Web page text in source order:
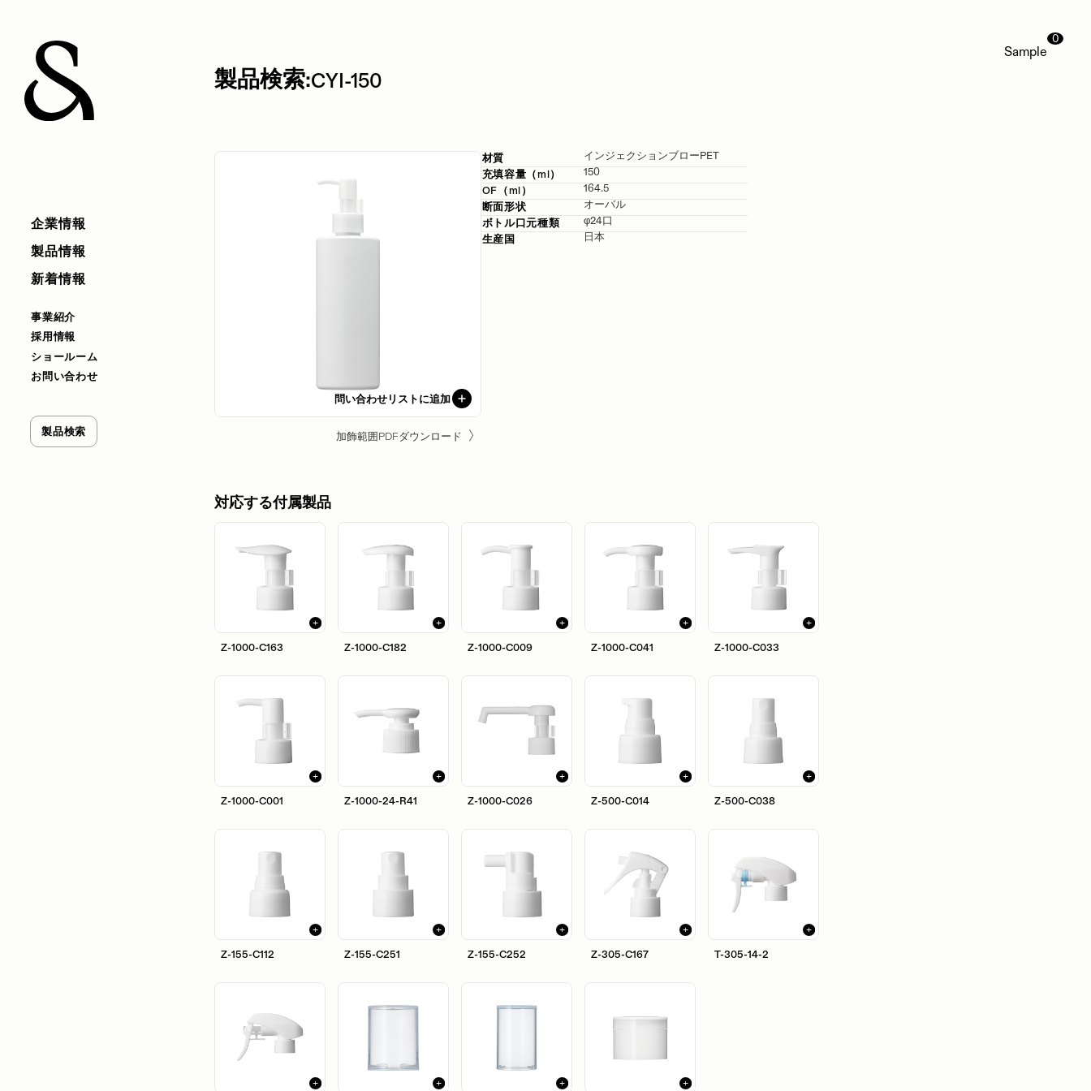
企業情報
製品情報
新着情報
事業紹介
採用情報
ショールーム
お問い合わせ
製品検索
Sample
0
製品検索:CYI-150
問い合わせリストに追加
加飾範囲PDFダウンロード
材質
インジェクションブローPET
充填容量（ml）
150
OF（ml）
164.5
断面形状
オーバル
ボトル口元種類
φ24口
生産国
日本
対応する付属製品
Z-1000-C163 Z-1000-C182 Z-1000-C009 Z-1000-C041 Z-1000-C033
Z-1000-C001 Z-1000-24-R41 Z-1000-C026 Z-500-C014 Z-500-C038
Z-155-C112 Z-155-C251 Z-155-C252 Z-305-C167 T-305-14-2